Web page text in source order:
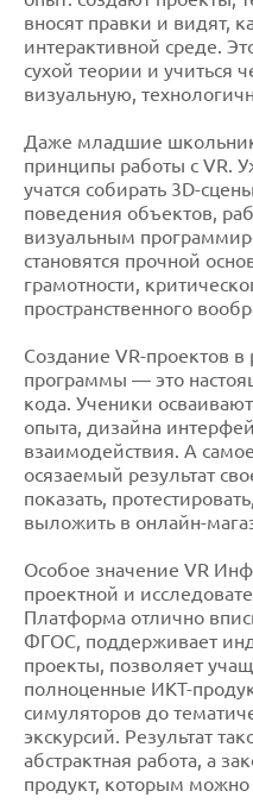
вносят правки и видят,
интерактивной среде.
сухой теории и учиться
визуальную,
Даже младшие
принципы работы с VR.
учатся собирать 3D-
поведения объектов,
визуальным
становятся прочной
грамотности,
пространственного
Создание VR-проектов
программы — это
кода. Ученики
опыта, дизайна
взаимодействия. А
осязаемый результат
показать,
выложить в онлайн-
Особое значение VR
проектной и
Платформа отлично
ФГОС, поддерживает
проекты, позволяет
полноценные ИКТ-
симуляторов до
экскурсий. Результат
абстрактная работа, а
продукт, которым можно